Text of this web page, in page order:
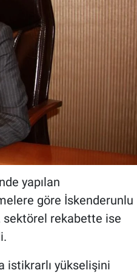
yapılan
göre İskenderunlu
sektörel rekabette ise
istikrarlı yükselişini